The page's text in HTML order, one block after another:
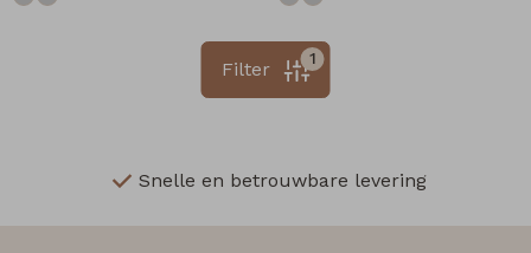
1
Filter
Snelle en betrouwbare levering